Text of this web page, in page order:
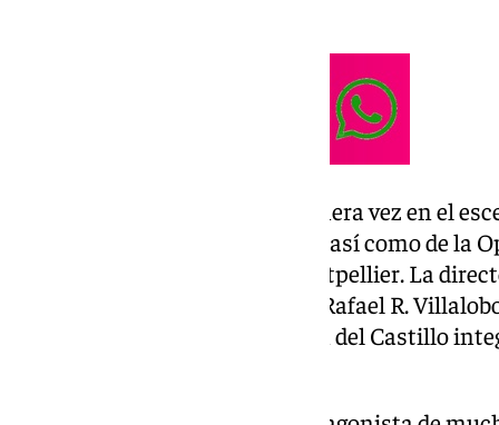
Este título se presenta por primera vez en el
coproducción del propio teatro, así como de la
Opéra Orchestre National Montpellier. La
Zeniodi y el director de escena, Rafael R.
Nelson, Alasdair kent y Damián del Castillo